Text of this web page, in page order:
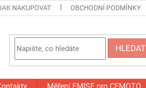
NAKUPOVAT OBCHODNÍ PODMÍNKY
HLEDAT